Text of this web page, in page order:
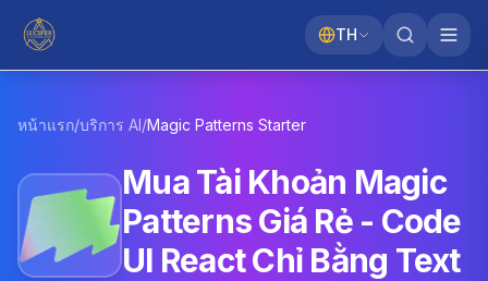
TH
หน้าแรก/บริการ AI/Magic Patterns Starter
Mua Tài Khoản Magic
Patterns Giá Rẻ - Code
UI React Chỉ Bằng Text